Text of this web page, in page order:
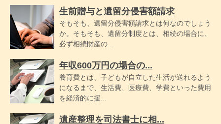
生前贈与と遺留分侵害額請求
そもそも、遺留分侵害額請求とは何なのでしょう
か。そもそも、遺留分制度とは、相続の場合に、
必ず相続財産の...
年収600万円の場合の...
養育費とは、子どもが自立した生活が送れるよう
になるまで、生活費、医療費、学費といった費用
を経済的に援...
遺産整理を司法書士に相...